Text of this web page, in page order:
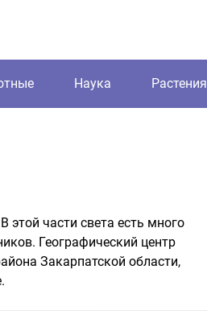
Наука Растения
этой части света есть много
Географический центр
Закарпатской области,